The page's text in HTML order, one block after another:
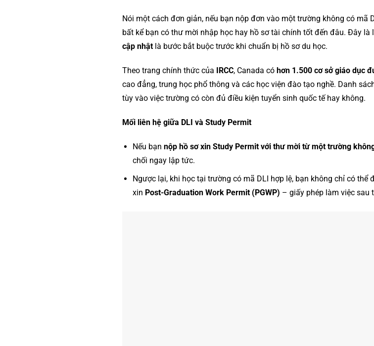
Nói một cách đơn giản, nếu bạn nộp đơn vào một trường không có mã
bất kể bạn có thư mời nhập học hay hồ sơ tài chính tốt đến đâu. Đây là
cập nhật là bước bắt buộc trước khi chuẩn bị hồ sơ du học.
Theo trang chính thức của IRCC, Canada có hơn 1.500 cơ sở giáo dục
cao đẳng, trung học phổ thông và các học viện đào tạo nghề. Danh
tùy vào việc trường có còn đủ điều kiện tuyển sinh quốc tế hay không.
Mối liên hệ giữa DLI và Study Permit
Nếu bạn nộp hồ sơ xin Study Permit với thư mời từ một trường
chối ngay lập tức.
Ngược lại, khi học tại trường có mã DLI hợp lệ, bạn không chỉ có
xin Post-Graduation Work Permit (PGWP) – giấy phép làm việc sau